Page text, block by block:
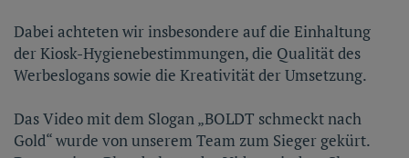
Dabei achteten wir insbesondere auf die Einhaltung
der Kiosk-Hygienebestimmungen, die Qualität des
Werbeslogans sowie die Kreativität der Umsetzung.
Das Video mit dem Slogan „BOLDT schmeckt nach
Gold“ wurde von unserem Team zum Sieger gekürt.